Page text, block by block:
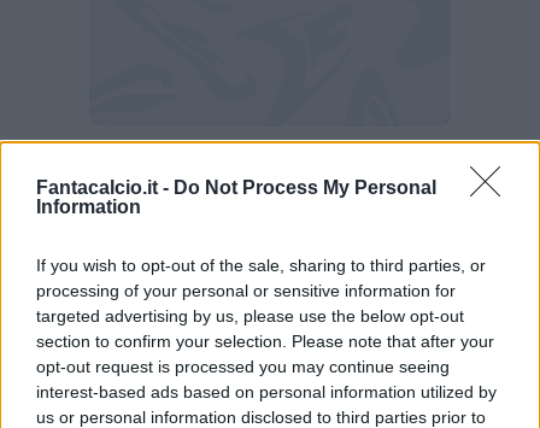
Fantacalcio.it - Do Not Process My Personal
Information
If you wish to opt-out of the sale, sharing to third parties, or
processing of your personal or sensitive information for
targeted advertising by us, please use the below opt-out
section to confirm your selection. Please note that after your
opt-out request is processed you may continue seeing
interest-based ads based on personal information utilized by
us or personal information disclosed to third parties prior to
"Come si fa a non essere un po' stanchi?
tutto figlio di 6 anni di duro lavoro,
seguendo un modello sostenibile e lottando
contro club che non seguono questa linea.
Io sono un sognatore e quando ho iniziato in
terza categoria il mio sogno è stato diventare